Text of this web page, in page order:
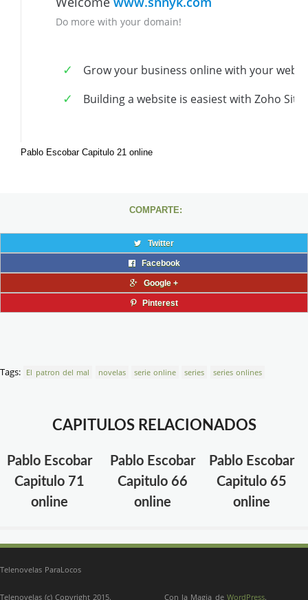
Pablo Escobar Capitulo 21 online
COMPARTE:
Twitter
Facebook
Google +
Pinterest
Tags: El patron del mal novelas serie online series series onlines
CAPITULOS RELACIONADOS
Pablo Escobar
Capitulo 71
online
Pablo Escobar
Capitulo 66
online
Pablo Escobar
Capitulo 65
online
Telenovelas ParaLocos
Telenovelas (c) Copyright 2015. Con la Magia de WordPress.